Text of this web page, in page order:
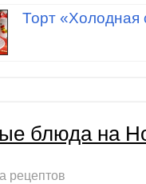
Торт «Холодная
блюда на
рецептов